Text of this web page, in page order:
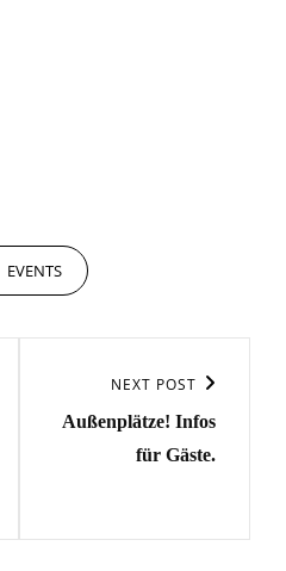
EVENTS
Post
NEXT POST
Außenplätze! Infos
für Gäste.